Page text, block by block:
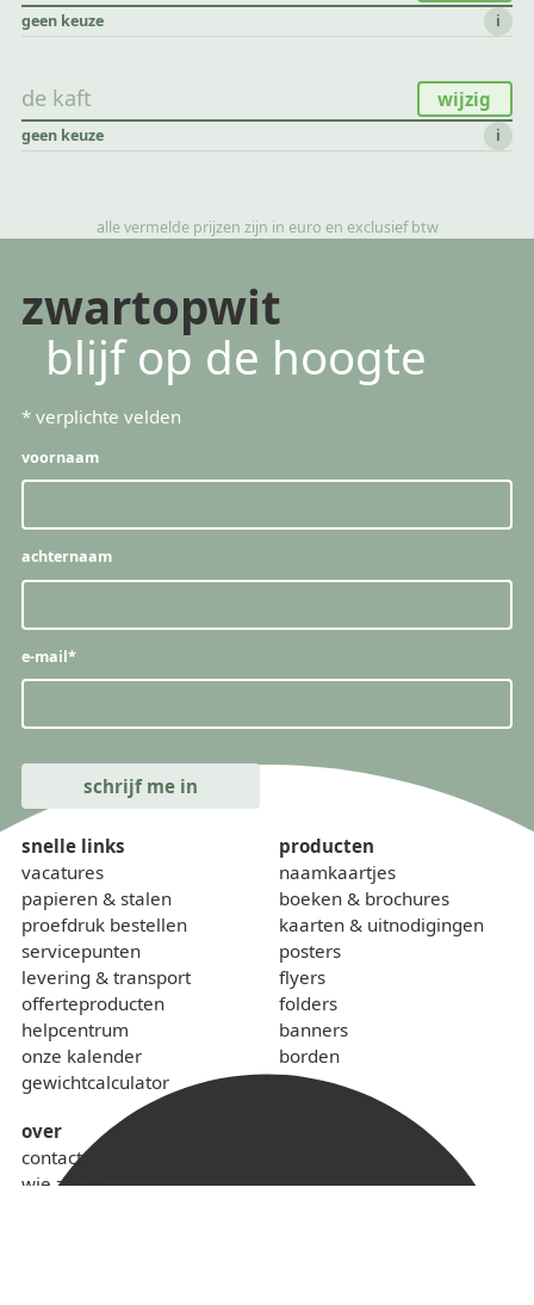
geen keuze i
de kaft wijzig
geen keuze i
alle vermelde prijzen zijn in euro en exclusief btw
zwartopwit
blijf op de hoogte
* verplichte velden
voornaam
achternaam
e-mail*
snelle links
vacatures
papieren & stalen
proefdruk bestellen
servicepunten
levering & transport
offerteproducten
helpcentrum
onze kalender
gewichtcalculator
over
contact
wie zijn we
producten
naamkaartjes
boeken & brochures
kaarten & uitnodigingen
posters
flyers
folders
banners
borden